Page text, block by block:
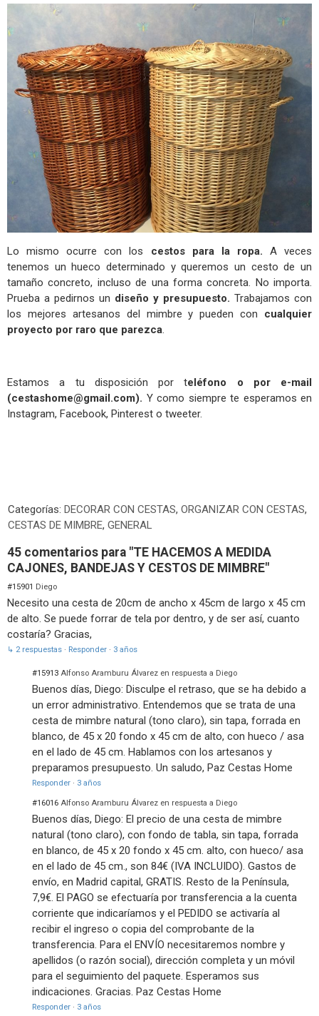
Lo mismo ocurre con los cestos para la ropa. A veces
tenemos un hueco determinado y queremos un cesto de un
tamaño concreto, incluso de una forma concreta. No importa.
Prueba a pedirnos un diseño y presupuesto. Trabajamos con
los mejores artesanos del mimbre y pueden con cualquier
proyecto por raro que parezca
Estamos a tu disposición por teléfono o por e-mail
(cestashome@gmail.com). Y como siempre te esperamos en
Instagram, Facebook, Pinterest o tweeter.
Categorías: DECORAR CON CESTAS, ORGANIZAR CON CESTAS,
CESTAS DE MIMBRE, GENERAL
45 comentarios para "TE HACEMOS A MEDIDA
CAJONES, BANDEJAS Y CESTOS DE MIMBRE"
#15901 Diego
Necesito una cesta de 20cm de ancho x 45cm de largo x 45 cm
de alto. Se puede forrar de tela por dentro, y de ser así, cuanto
costaría? Gracias,
↳ 2 respuestas · Responder · 3 años
#15913 Alfonso Aramburu Álvarez en respuesta a Diego
Buenos días, Diego: Disculpe el retraso, que se ha debido a
un error administrativo. Entendemos que se trata de una
cesta de mimbre natural (tono claro), sin tapa, forrada en
blanco, de 45 x 20 fondo x 45 cm de alto, con hueco / asa
en el lado de 45 cm. Hablamos con los artesanos y
preparamos presupuesto. Un saludo, Paz Cestas Home
Responder · 3 años
#16016 Alfonso Aramburu Álvarez en respuesta a Diego
Buenos días, Diego: El precio de una cesta de mimbre
natural (tono claro), con fondo de tabla, sin tapa, forrada
en blanco, de 45 x 20 fondo x 45 cm. alto, con hueco/ asa
en el lado de 45 cm., son 84€ (IVA INCLUIDO). Gastos de
envío, en Madrid capital, GRATIS. Resto de la Península,
7,9€. El PAGO se efectuaría por transferencia a la cuenta
corriente que indicaríamos y el PEDIDO se activaría al
recibir el ingreso o copia del comprobante de la
transferencia. Para el ENVÍO necesitaremos nombre y
apellidos (o razón social), dirección completa y un móvil
para el seguimiento del paquete. Esperamos sus
indicaciones. Gracias. Paz Cestas Home
Responder · 3 años